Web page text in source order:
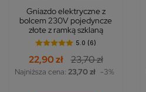
Gniazdo elektryczne z
bolcem 230V pojedyncze
złote z ramką szklaną
5.0 (6)
22,90 zł 23,70 zł
Najniższa cena: 23,70 zł -3%